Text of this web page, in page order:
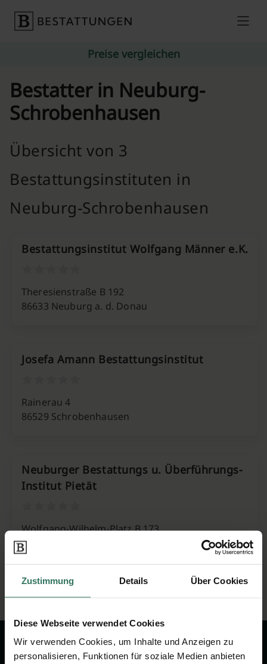
Zustimmung Details Über Cookies
Diese Webseite verwendet Cookies
Wir verwenden Cookies, um Inhalte und Anzeigen zu
personalisieren, Funktionen für soziale Medien anbieten
Preise vergleichen
Bestatter in Neuburg-
Schrobenhausen
Übersicht von 3
Bestattungsinstituten in
Neuburg-Schrobenhausen
Bestattungsinstitut Wolfgang Männer e.K.
Theresienstraße B 192
86633 Neuburg a. d. Donau
Josefa Amann Bestattungsinstitut
Rainerau 4
86529 Schrobenhausen
Neuburger Bestattungs u. Überführungs-
Institut Pietät
Wolfgang-Wilhelm-Platz B 173
86633 Neuburg